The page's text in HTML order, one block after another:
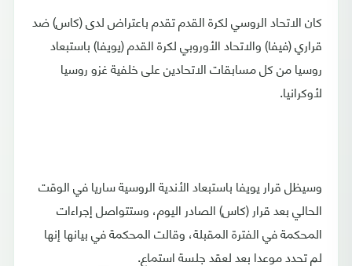
كان الاتحاد الروسي لكرة القدم تقدم باعتراض لدى (كاس) ضد
قراري (فيفا) والاتحاد الأوروبي لكرة القدم (يويفا) باستبعاد
روسيا من كل مسابقات الاتحادين على خلفية غزو روسيا
لأوكرانيا.
وسيظل قرار يويفا باستبعاد الأندية الروسية ساريا في الوقت
الحالي بعد قرار (كاس) الصادر اليوم، وستتواصل إجراءات
المحكمة في الفترة المقبلة، وقالت المحكمة في بيانها إنها
لم تحدد موعدا بعد لعقد جلسة استماع.